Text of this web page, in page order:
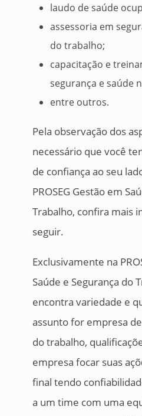
laudo de saúde
assessoria em
do trabalho;
capacitação e
segurança e saúde
entre outros.
Pela observação dos
necessário que você
de confiança ao seu
PROSEG Gestão em
Trabalho, confira mais
seguir.
Exclusivamente na
Saúde e Segurança do
encontra variedade e
assunto for empresa
do trabalho,
empresa focar suas
final tendo
a um time com uma